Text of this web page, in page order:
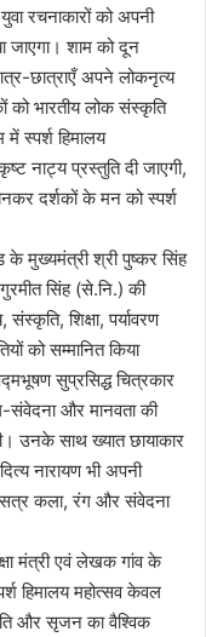
रचनाकारों को अपनी
जाएगा। शाम को दून
छात्राएँ अपने लोकनृत्य
को भारतीय लोक संस्कृति
स्पर्श हिमालय
नाट्य प्रस्तुति दी जाएगी,
दर्शकों के मन को स्पर्श
के मुख्यमंत्री श्री पुष्कर सिंह
सिंह (से.नि.) की
शिक्षा, पर्यावरण
को सम्मानित किया
सुप्रसिद्ध चित्रकार
संवेदना और मानवता की
उनके साथ ख्यात छायाकार
नारायण भी अपनी
कला, रंग और संवेदना
मंत्री एवं लेखक गांव के
हिमालय महोत्सव केवल
और सृजन का वैश्विक